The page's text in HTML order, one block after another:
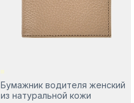
Бумажник водителя женский
из натуральной кожи